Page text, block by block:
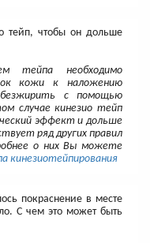
тейп, чтобы он дольше
тейпа необходимо
кожи к наложению
с помощью
случае кинезио тейп
эффект и дольше
ряд других правил
о них Вы можете
кинезиотейпирования
покраснение в месте
С чем это может быть